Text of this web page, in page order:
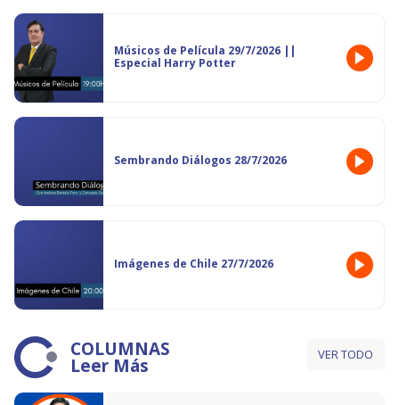
Músicos de Película 29/7/2026 ||
Especial Harry Potter
Sembrando Diálogos 28/7/2026
Imágenes de Chile 27/7/2026
COLUMNAS
Leer Más VER TODO